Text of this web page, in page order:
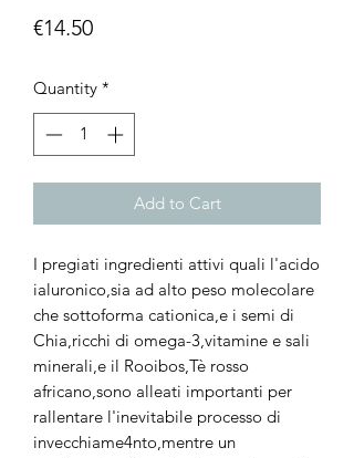
€14.50Price
Quantity *
Add to Cart
I pregiati ingredienti attivi quali l'acido
ialuronico,sia ad alto peso molecolare
che sottoforma cationica,e i semi di
Chia,ricchi di omega-3,vitamine e sali
minerali,e il Rooibos,Tè rosso
africano,sono alleati importanti per
rallentare l'inevitabile processo di
invecchiame4nto,mentre un